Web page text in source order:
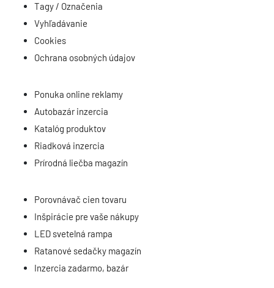
Tagy / Označenia
Vyhľadávanie
Cookies
Ochrana osobných údajov
Ponuka online reklamy
Autobazár inzercia
Katalóg produktov
Riadková inzercia
Prírodná liečba magazín
Porovnávač cien tovaru
Inšpirácie pre vaše nákupy
LED svetelná rampa
Ratanové sedačky magazín
Inzercia zadarmo, bazár